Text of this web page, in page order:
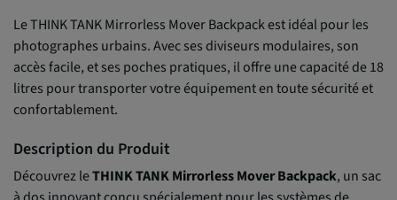
Le THINK TANK Mirrorless Mover Backpack est idéal pour les
photographes urbains. Avec ses diviseurs modulaires, son
accès facile, et ses poches pratiques, il offre une capacité de 18
litres pour transporter votre équipement en toute sécurité et
confortablement.
Description du Produit
Découvrez leTHINK TANK Mirrorless Mover Backpack, un sac